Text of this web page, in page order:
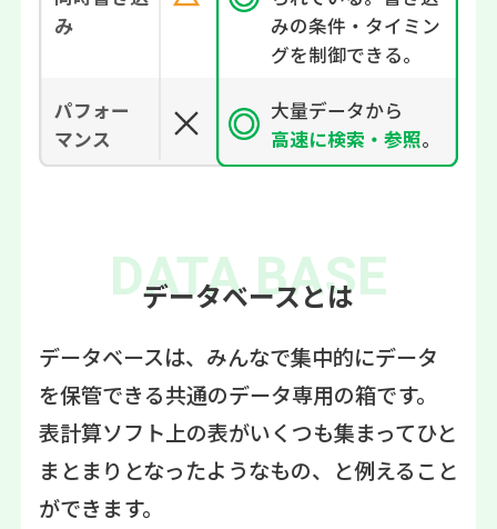
み
みの条件・タイミン
グを制御できる。
パフォー
マンス
大量データから
高速に検索・参照。
DATA BASE
データベースとは
データベースは、みんなで集中的にデータ
を保管できる共通のデータ専用の箱です。
表計算ソフト上の表がいくつも集まってひと
まとまりとなったようなもの、と例えること
ができます。